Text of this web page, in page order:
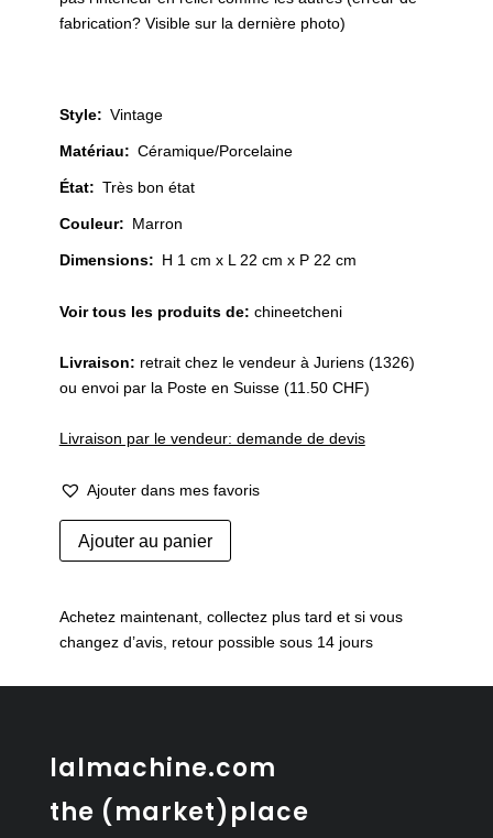
fabrication? Visible sur la dernière photo)
Style: Vintage
Matériau: Céramique/Porcelaine
État: Très bon état
Couleur: Marron
Dimensions: H 1 cm x L 22 cm x P 22 cm
Voir tous les produits de: chineetcheni
Livraison: retrait chez le vendeur à Juriens (1326)
ou envoi par la Poste en Suisse (11.50 CHF)
Livraison par le vendeur: demande de devis
Ajouter dans mes favoris
quantité
de
à
faïencerie
Ajouter au panier
Achetez maintenant, collectez plus tard et si vous
changez d’avis, retour possible sous 14 jours
lalmachine.com
the (market)place